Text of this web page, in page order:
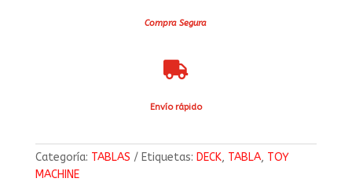
Compra Segura

Envío rápido
Categoría: TABLAS Etiquetas: DECK, TABLA, TOY
MACHINE